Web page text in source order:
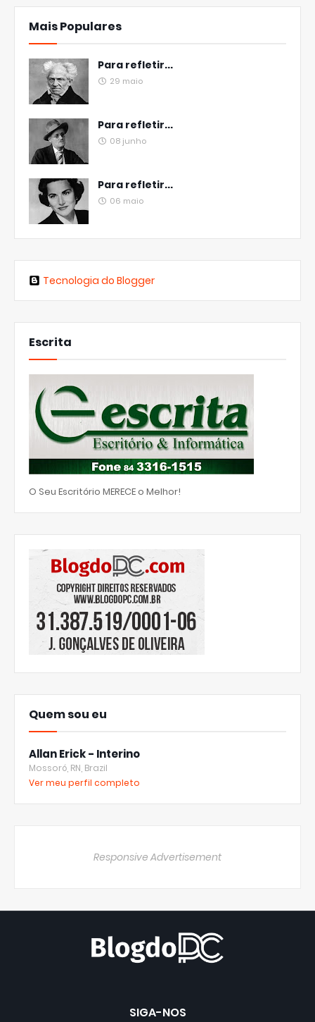
Mais Populares
Para refletir...
29 maio
Para refletir...
08 junho
Para refletir...
06 maio
Tecnologia do Blogger
Escrita
O Seu Escritório MERECE o Melhor!
Quem sou eu
Allan Erick - Interino
Mossoró, RN, Brazil
Ver meu perfil completo
Responsive Advertisement
SIGA-NOS